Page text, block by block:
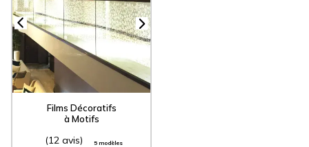
Films Décoratifs
à Motifs
(12 avis) 5 modèles